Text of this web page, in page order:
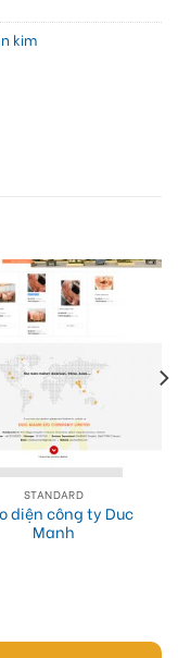
kim
STANDARD
diện công ty Duc
Manh